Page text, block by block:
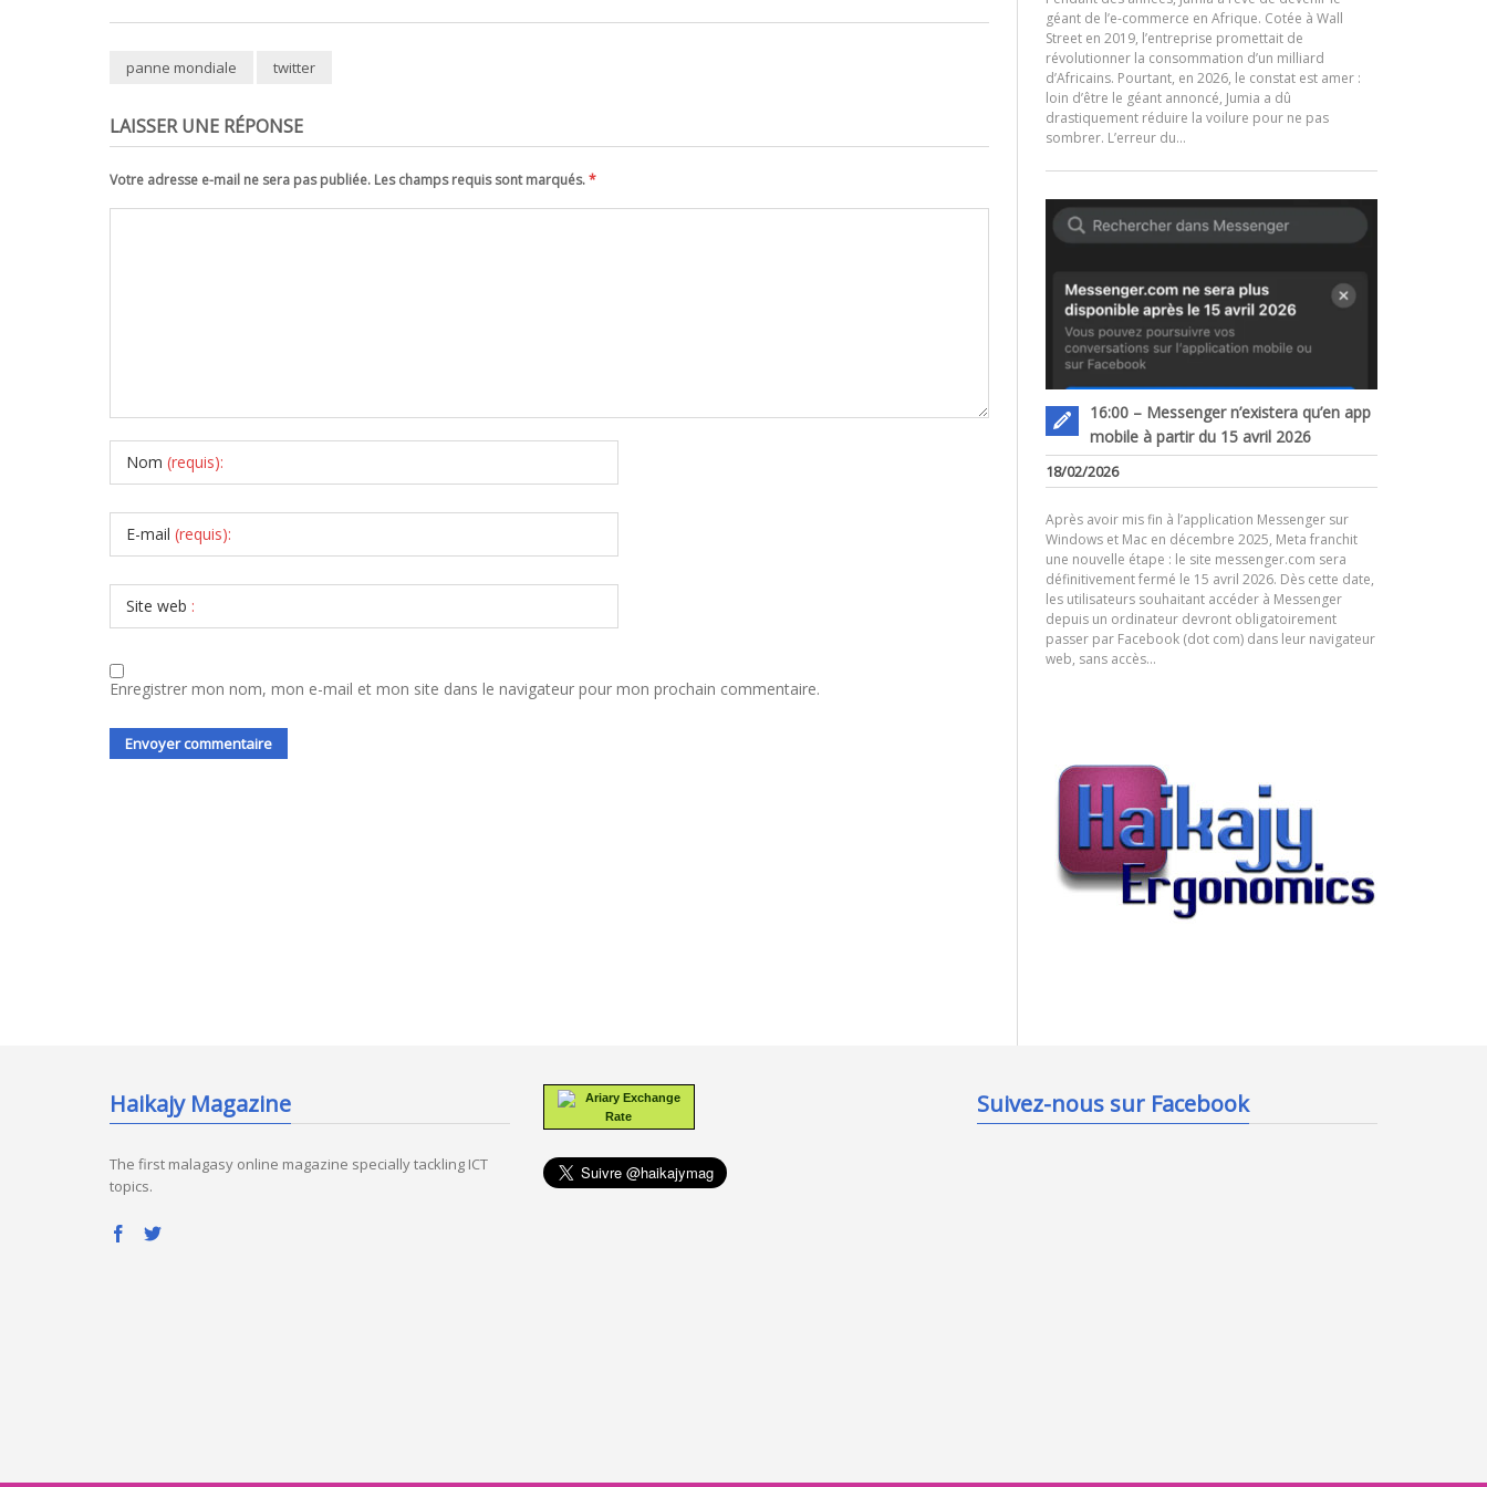
panne mondiale twitter
LAISSER UNE RÉPONSE
Votre adresse e-mail ne sera pas publiée. Les champs requis sont marqués.*
Nom (requis):
E-mail (requis):
Site web :
Enregistrer mon nom, mon e-mail et mon site dans le navigateur pour mon prochain commentaire.
géant de l’e-commerce en Afrique. Cotée à Wall
Street en 2019, l’entreprise promettait de
révolutionner la consommation d’un milliard
d’Africains. Pourtant, en 2026, le constat est amer :
loin d’être le géant annoncé, Jumia a dû
drastiquement réduire la voilure pour ne pas
sombrer. L’erreur du…
.
16:00 – Messenger n’existera qu’en app
mobile à partir du 15 avril 2026
18/02/2026
Après avoir mis fin à l’application Messenger sur
Windows et Mac en décembre 2025, Meta franchit
une nouvelle étape : le site messenger.com sera
définitivement fermé le 15 avril 2026. Dès cette date,
les utilisateurs souhaitant accéder à Messenger
depuis un ordinateur devront obligatoirement
passer par Facebook (dot com) dans leur navigateur
web, sans accès…
Haikajy Magazine
The first malagasy online magazine specially tackling ICT
topics.
Ariary Exchange
Rate
Suivez-nous sur Facebook